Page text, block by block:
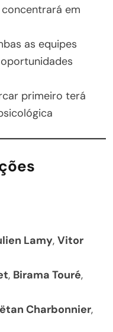
concentrará em
as equipes
primeiro terá
Lamy, Vitor
, Birama Touré,
Charbonnier,